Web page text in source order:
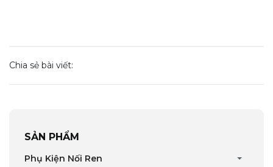
Chia sẻ bài viết:
SẢN PHẨM
Phụ Kiện Nối Ren